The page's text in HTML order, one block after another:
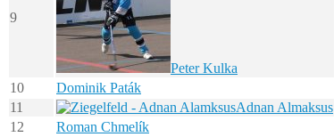
9
Peter Kulka
10 Dominik Paták
11
Adnan Almaksus
12
Roman Chmelík